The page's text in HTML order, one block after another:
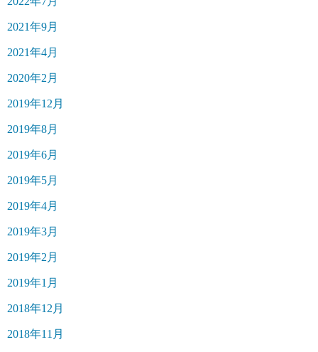
2021年9月
2021年4月
2020年2月
2019年12月
2019年8月
2019年6月
2019年5月
2019年4月
2019年3月
2019年2月
2019年1月
2018年12月
2018年11月